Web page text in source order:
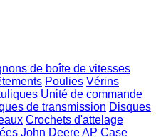
de boîte de vitesses
Poulies Vérins
Unité de commande
de transmission Disques
Crochets d'attelage
John DeereAP Case